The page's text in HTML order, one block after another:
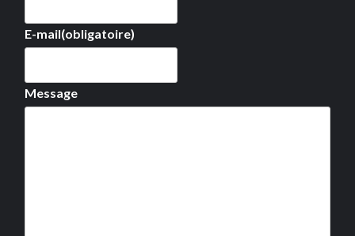
E-mail(obligatoire)
Message